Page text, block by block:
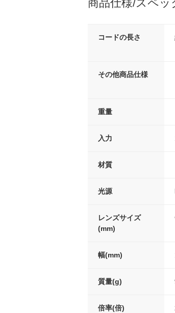
商品仕様/スペッ
コードの長さ
その他商品仕様
重量
入力
材質
光源
レンズサイズ
(mm)
幅(mm)
質量(g)
倍率(倍)